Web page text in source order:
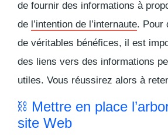
de fournir des informations à
de l’intention de l’internaute. Pour
de véritables bénéfices, il est
des liens vers des informations
utiles. Vous réussirez alors à
⛓ Mettre en place
site Web